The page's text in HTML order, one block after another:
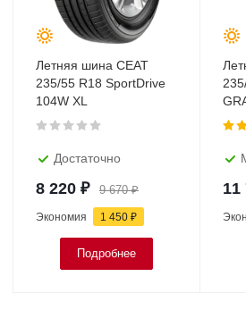
Летняя шина CEAT
235/55 R18 SportDrive
104W XL
Достаточно
8 220 ₽ 9 670₽
Экономия 1 450 ₽
Подробнее
11